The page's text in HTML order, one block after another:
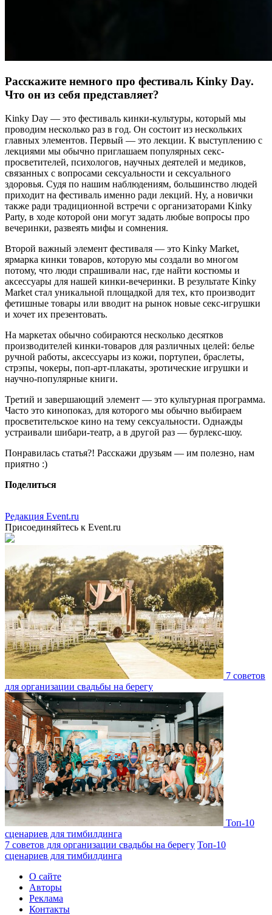
Расскажите немного про фестиваль Kinky Day.
Что он из себя представляет?
Kinky Day — это фестиваль кинки-культуры, который мы
проводим несколько раз в год. Он состоит из нескольких
главных элементов. Первый — это лекции. К выступлению с
лекциями мы обычно приглашаем популярных секс-
просветителей, психологов, научных деятелей и медиков,
связанных с вопросами сексуальности и сексуального
здоровья. Судя по нашим наблюдениям, большинство людей
приходит на фестиваль именно ради лекций. Ну, а новички
также ради традиционной встречи с организаторами Kinky
Party, в ходе которой они могут задать любые вопросы про
вечеринки, развеять мифы и сомнения.
Второй важный элемент фестиваля — это Kinky Market,
ярмарка кинки товаров, которую мы создали во многом
потому, что люди спрашивали нас, где найти костюмы и
аксессуары для нашей кинки-вечеринки. В результате Kinky
Market стал уникальной площадкой для тех, кто производит
фетишные товары или вводит на рынок новые секс-игрушки
и хочет их презентовать.
На маркетах обычно собираются несколько десятков
производителей кинки-товаров для различных целей: белье
ручной работы, аксессуары из кожи, портупеи, браслеты,
стрэпы, чокеры, поп-арт-плакаты, эротические игрушки и
научно-популярные книги.
Третий и завершающий элемент — это культурная программа.
Часто это кинопоказ, для которого мы обычно выбираем
просветительское кино на тему сексуальности. Однажды
устраивали шибари-театр, а в другой раз — бурлекс-шоу.
Понравилась статья?! Расскажи друзьям — им полезно, нам
приятно :)
Поделиться
Редакция Event.ru
Присоединяйтесь к Event.ru
7 советов
для организации свадьбы на берегу
Топ-10
сценариев для тимбилдинга
7 советов для организации свадьбы на берегу Топ-10
сценариев для тимбилдинга
О сайте
Авторы
Реклама
Контакты